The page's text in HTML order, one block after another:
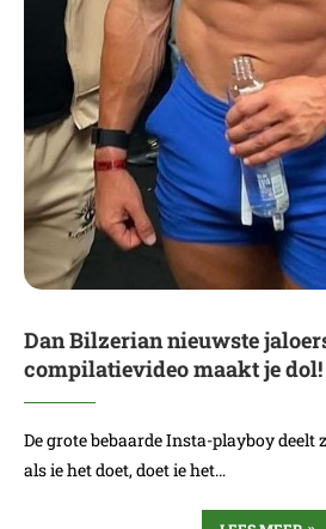
Dan Bilzerian nieuwste
compilatievideo maakt je dol!
De grote bebaarde Insta-playboy deelt
als ie het doet, doet ie het…